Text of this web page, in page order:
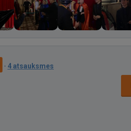
· 4 atsauksmes